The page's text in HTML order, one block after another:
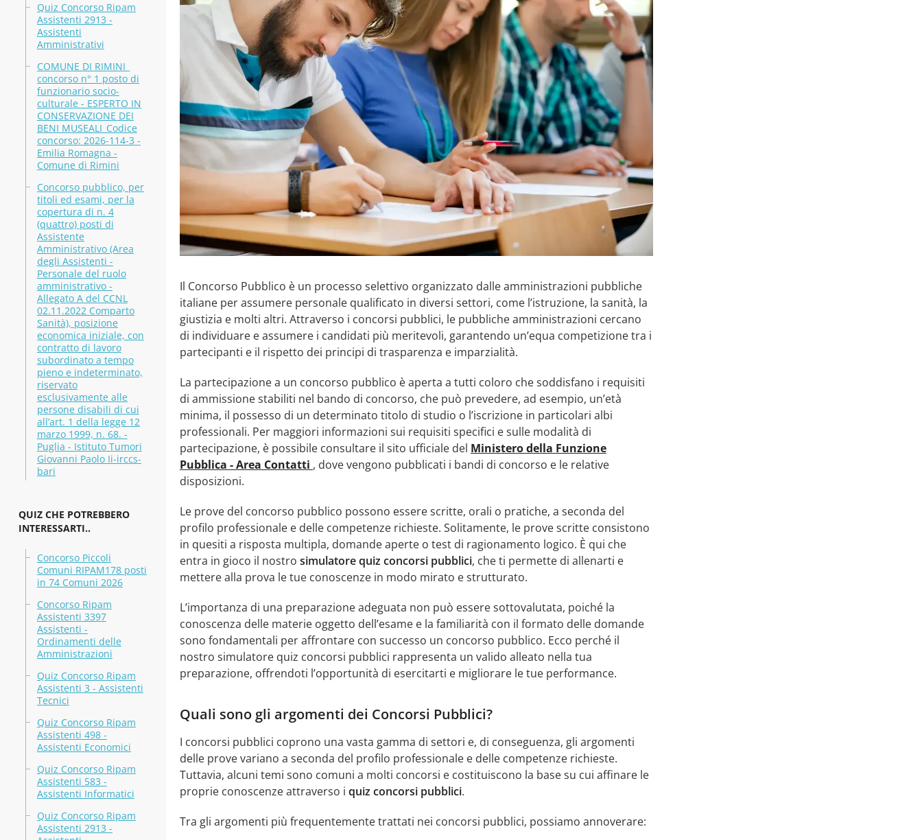
Quiz Concorso Ripam
Assistenti 2913 -
Assistenti
Amministrativi
COMUNE DI RIMINI_
concorso n° 1 posto di
funzionario socio-
culturale - ESPERTO IN
CONSERVAZIONE DEI
BENI MUSEALI_Codice
concorso: 2026-114-3 -
Emilia Romagna -
Comune di Rimini
Concorso pubblico, per
titoli ed esami, per la
copertura di n. 4
(quattro) posti di
Assistente
Amministrativo (Area
degli Assistenti -
Personale del ruolo
amministrativo -
Allegato A del CCNL
02.11.2022 Comparto
Sanità), posizione
economica iniziale, con
contratto di lavoro
subordinato a tempo
pieno e indeterminato,
riservato
esclusivamente alle
persone disabili di cui
all’art. 1 della legge 12
marzo 1999, n. 68. -
Puglia - Istituto Tumori
Giovanni Paolo Ii-irccs-
bari
QUIZ CHE POTREBBERO
INTERESSARTI..
Concorso Piccoli
Comuni RIPAM178 posti
in 74 Comuni 2026
Concorso Ripam
Assistenti 3397
Assistenti -
Ordinamenti delle
Amministrazioni
Quiz Concorso Ripam
Assistenti 3 - Assistenti
Tecnici
Quiz Concorso Ripam
Assistenti 498 -
Assistenti Economici
Quiz Concorso Ripam
Assistenti 583 -
Assistenti Informatici
Quiz Concorso Ripam
Assistenti 2913 -
Il Concorso Pubblico è un processo selettivo organizzato dalle amministrazioni pubbliche
italiane per assumere personale qualificato in diversi settori, come l’istruzione, la sanità, la
giustizia e molti altri. Attraverso i concorsi pubblici, le pubbliche amministrazioni cercano
di individuare e assumere i candidati più meritevoli, garantendo un’equa competizione tra i
partecipanti e il rispetto dei principi di trasparenza e imparzialità.
La partecipazione a un concorso pubblico è aperta a tutti coloro che soddisfano i requisiti
di ammissione stabiliti nel bando di concorso, che può prevedere, ad esempio, un’età
minima, il possesso di un determinato titolo di studio o l’iscrizione in particolari albi
professionali. Per maggiori informazioni sui requisiti specifici e sulle modalità di
partecipazione, è possibile consultare il sito ufficiale del Ministero della Funzione
Pubblica - Area Contatti , dove vengono pubblicati i bandi di concorso e le relative
disposizioni.
Le prove del concorso pubblico possono essere scritte, orali o pratiche, a seconda del
profilo professionale e delle competenze richieste. Solitamente, le prove scritte consistono
in quesiti a risposta multipla, domande aperte o test di ragionamento logico. È qui che
entra in gioco il nostro simulatore quiz concorsi pubblici, che ti permette di allenarti e
mettere alla prova le tue conoscenze in modo mirato e strutturato.
L’importanza di una preparazione adeguata non può essere sottovalutata, poiché la
conoscenza delle materie oggetto dell’esame e la familiarità con il formato delle domande
sono fondamentali per affrontare con successo un concorso pubblico. Ecco perché il
nostro simulatore quiz concorsi pubblici rappresenta un valido alleato nella tua
preparazione, offrendoti l’opportunità di esercitarti e migliorare le tue performance.
Quali sono gli argomenti dei Concorsi Pubblici?
I concorsi pubblici coprono una vasta gamma di settori e, di conseguenza, gli argomenti
delle prove variano a seconda del profilo professionale e delle competenze richieste.
Tuttavia, alcuni temi sono comuni a molti concorsi e costituiscono la base su cui affinare le
proprie conoscenze attraverso i quiz concorsi pubblici.
Tra gli argomenti più frequentemente trattati nei concorsi pubblici, possiamo annoverare: